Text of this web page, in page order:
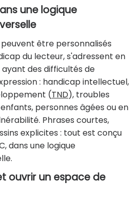
une logique
être personnalisés
du lecteur, s'adressent en
des difficultés de
: handicap intellectuel,
(TND), troubles
personnes âgées ou en
Phrases courtes,
explicites : tout est conçu
dans une logique
ouvrir un espace de